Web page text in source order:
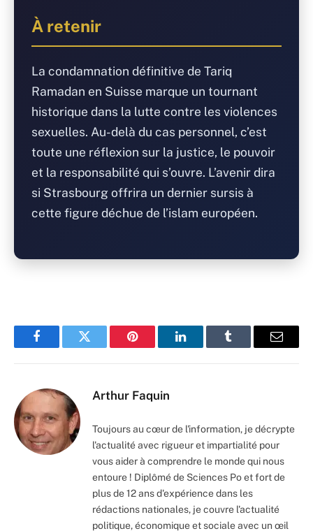
À retenir
La condamnation définitive de Tariq
Ramadan en Suisse marque un tournant
historique dans la lutte contre les violences
sexuelles. Au-delà du cas personnel, c’est
toute une réflexion sur la justice, le pouvoir
et la responsabilité qui s’ouvre. L’avenir dira
si Strasbourg offrira un dernier sursis à
cette figure déchue de l’islam européen.
FacebookTwitter Pinterest LinkedInTumblr Email
Arthur Faquin
Toujours au cœur de l'information, je décrypte
l'actualité avec rigueur et impartialité pour
vous aider à comprendre le monde qui nous
entoure ! Diplômé de Sciences Po et fort de
plus de 12 ans d'expérience dans les
rédactions nationales, je couvre l'actualité
politique, économique et sociale avec un œil